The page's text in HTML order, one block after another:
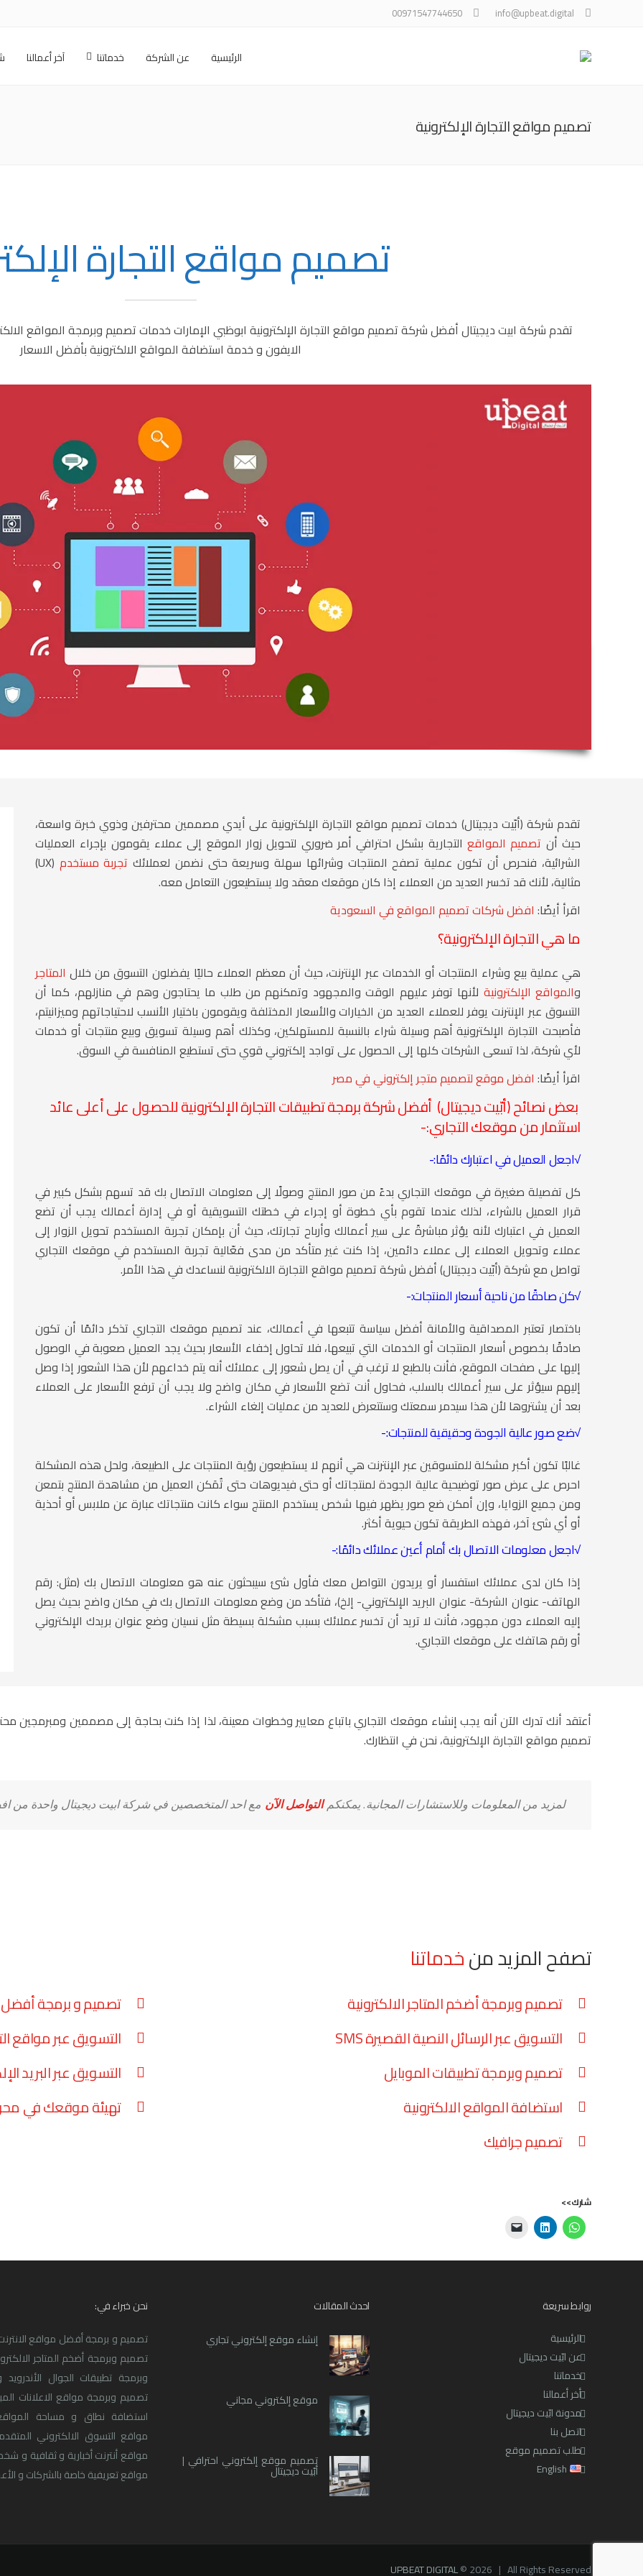
info@upbeat.digital
00971547744650
الرئيسية عن الشركة خدماتنا آخر أعمالنا
تصميم مواقع التجارة الإلكترونية
تصميم مواقع التجارة
تقدم شركة ابيت ديجيتال أفضل شركة تصميم مواقع التجارة الإلكترونية ابوظبي الإمارات خدمات تصميم وبرمجة المواقع
الايفون و خدمة استضافة المواقع الالكترونية بأفضل الاسعار
تقدم شركة (أبّيت ديجيتال) خدمات تصميم مواقع التجارة الإلكترونية على أيدي مصممين محترفين وذوي خبرة واسعة،
حيث أن تصميم المواقعالتجارية بشكل احترافي أمر ضروري لتحويل زوار الموقع إلى عملاء يقومون بإجراء العمليات
الشرائية، فنحرص أن تكون عملية تصفح المنتجات وشرائها سهلة وسريعة حتى نضمن لعملائك تجربة مستخدم
(UX)
مثالية، لأنك قد تخسر العديد من العملاء إذا كان موقعك معقد ولا يستطيعون التعامل معه.
اقرأ أيضًا: افضل شركات تصميم المواقع في السعودية
ما هي التجارة الإلكترونية؟
هي عملية بيع وشراء المنتجات أو الخدمات عبر الإنترنت، حيث أن معظم العملاء حاليًا يفضلون التسوق من خلال المتاجر
والمواقع الإلكترونية لأنها توفر عليهم الوقت والمجهود وتمكنهم من طلب ما يحتاجون وهم في منازلهم، كما أن
التسوق عبر الإنترنت يوفر للعملاء العديد من الخيارات والأسعار المختلفة ويقومون باختيار الأنسب لاحتياجاتهم وميزانيتم،
فأصبحت التجارة الإلكترونية أهم وسيلة شراء بالنسبة للمستهلكين، وكذلك أهم وسيلة تسويق وبيع منتجات أو خدمات
لأي شركة، لذا تسعى الشركات كلها إلى الحصول على تواجد إلكتروني قوي حتى تستطيع المنافسة في السوق.
اقرأ أيضًا: افضل موقع لتصميم متجر إلكتروني في مصر
بعض نصائح(أبّيت ديجيتال) أفضل شركة برمجة تطبيقات التجارة الإلكترونية للحصول على أعلى عائد
استثمار من موقعك التجاري:-
√اجعل العميل في اعتبارك دائمًا:-
كل تفصيلة صغيرة في موقعك التجاري بدءً من صور المنتج وصولًا إلى معلومات الاتصال بك قد تسهم بشكل كبير في
قرار العميل بالشراء، لذلك عندما تقوم بأي خطوة أو إجراء في خطتك التسويقية أو في إدارة أعمالك يجب أن تضع
العميل في اعتبارك لأنه يؤثر مباشرةً على سير أعمالك وأرباح تجارتك، حيث أن بإمكان تجربة المستخدم تحويل الزوار إلى
عملاء وتحويل العملاء إلى عملاء دائمين، إذا كنت غير متأكد من مدى فعّالية تجربة المستخدم في موقعك التجاري
تواصل معشركة (أبّيت ديجيتال) أفضل شركة تصميم مواقع التجارة الالكترونيةلنساعدك في هذا الأمر.
√كن صادقًا من ناحية أسعار المنتجات:-
باختصار تعتبر المصداقية والأمانة أفضل سياسة تتبعها في أعمالك، عند تصميم موقعك التجاري تذكر دائمًا أن تكون
صادقًا بخصوص أسعار المنتجات أو الخدمات التي تبيعها، فلا تحاول إخفاء الأسعار بحيث يجد العميل صعوبة في الوصول
إليها على صفحات الموقع، فأنت بالطبع لا ترغب في أن يصل شعور إلى عملائك أنه يتم خداعهم لأن هذا الشعور إذا وصل
إليهم سيؤثر على سير أعمالك بالسلب، فحاول أنت تضع الأسعار في مكان واضح ولا يجب أن ترفع الأسعار على العملاء
بعد أن يشتروها لأن هذا سيدمر سمعتك وستتعرض للعديد من عمليات إلغاء الشراء.
√ضع صور عالية الجودة وحقيقية للمنتجات:-
غالبًا تكون أكبر مشكلة للمتسوقين عبر الإنترنت هي أنهم لا يستطيعون رؤية المنتجات على الطبيعة، ولحل هذه المشكلة
احرص على عرض صور توضيحية عالية الجودة لمنتجاتك أو حتى فيديوهات حتى تُمَكن العميل من مشاهدة المنتج بتمعن
ومن جميع الزوايا، وإن أمكن ضع صور يظهر فيها شخص يستخدم المنتج سواء كانت منتجاتك عبارة عن ملابس أو أحذية
أو أي شئ آخر، فهذه الطريقة تكون حيوية أكثر.
√اجعل معلومات الاتصال بك أمام أعين عملائك دائمًا:-
إذا كان لدى عملائك استفسار أو يريدون التواصل معك فأول شئ سيبحثون عنه هو معلومات الاتصال بك (مثل: رقم
الهاتف- عنوان الشركة- عنوان البريد الإلكتروني- إلخ)، فتأكد من وضع معلومات الاتصال بك في مكان واضح بحيث يصل
إليه العملاء دون مجهود، فأنت لا تريد أن تخسر عملائك بسبب مشكلة بسيطة مثل نسيان وضع عنوان بريدك الإلكتروني
أو رقم هاتفك على موقعك التجاري.
أعتقد أنك تدرك الآن أنه يجب إنشاء موقعك التجاري باتباع معايير وخطوات معينة، لذا إذا كنت بحاجة إلى مصممين
تصميم مواقع التجارة الإلكترونية، نحن في انتظارك.
لمزيد من المعلومات وللاستشارات المجانية. يمكنكمالتواصل الآن مع احد المتخصصين في شركة ابيت ديجيتال واحدة من
تصفح المزيد منخدماتنا
تصميم و برمجة أفضل
التسويق عبر مواقع
التسويق عبر البريد
تهيئة موقعك في
تصميم وبرمجة أضخم المتاجر الالكترونية
التسويق عبر الرسائل النصية القصيرة SMS
تصميم وبرمجة تطبيقات الموبايل
استضافة المواقع الالكترونية
تصميم جرافيك
شارك>>
روابط سريعة
الرئيسية
عن ابّيت ديجيتال
خدماتنا
أخر أعمالنا
مدونة ابّيت ديجيتال
اتصل بنا
طلب تصميم موقع
English
احدث المقالات
إنشاء موقع إلكتروني تجاري
موقع إلكتروني مجاني
تصميم موقع إلكتروني احترافي |
أبّيت ديجيتال
نحن خبراء في:
تصميم و برمجة أفضل مواقع الانترنت
تصميم وبرمجة أضخم المتاجر
وبرمجة تطبيقات الجوال
تصميم وبرمجة مواقع الاعلانات
استضافة نطاق و مساحة
مواقع التسوق الالكتروني
مواقع أنترنت أخبارية و ثقافية و
مواقع تعريفية خاصة بالشركات و
UPBEAT DIGITAL© 2026 | All Rights Reserved